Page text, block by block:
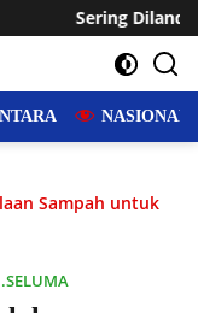
Desa
NASIONAL
Sampah untuk